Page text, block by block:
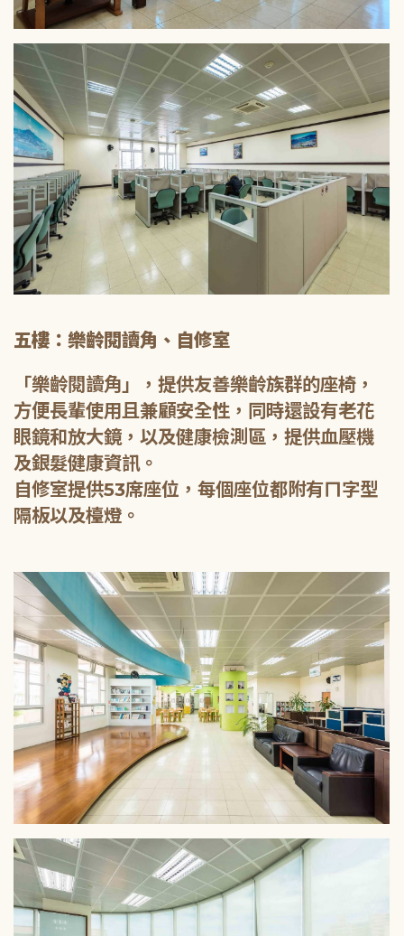
五樓：樂齡閱讀角、自修室
「樂齡閱讀角」，提供友善樂齡族群的座椅，
方便長輩使用且兼顧安全性，同時還設有老花
眼鏡和放大鏡，以及健康檢測區，提供血壓機
及銀髮健康資訊。
自修室提供53席座位，每個座位都附有ㄇ字型